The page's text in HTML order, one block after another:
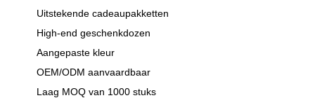
Uitstekende cadeaupakketten
High-end geschenkdozen
Aangepaste kleur
OEM/ODM aanvaardbaar
Laag MOQ van 1000 stuks